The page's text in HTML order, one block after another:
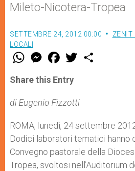
Mileto-Nicotera-Tropea
SETTEMBRE 24, 2012 00:00 ZENIT
LOCALI
W
t
s
p
p
M
e
s
e
g
e
F
a
e
b
o
k
w
r
Share this Entry
di Eugenio Fizzotti
ROMA, lunedì, 24 settembre
Dodici laboratori tematici hanno
Convegno pastorale della
Tropea, svoltosi nell’Auditorium